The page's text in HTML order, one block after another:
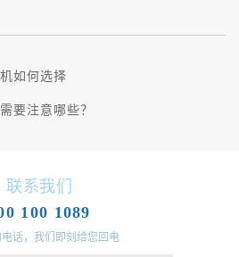
如何选择
要注意哪些？
联系我们
100 1089
话，我们即刻给您回电